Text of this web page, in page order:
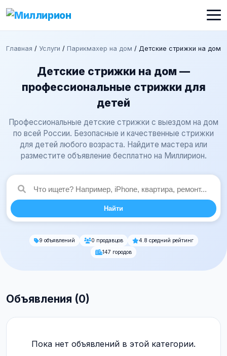
Главная / Услуги / Парикмахер на дом / Детские стрижки на дом
Детские стрижки на дом —
профессиональные стрижки для
детей
Профессиональные детские стрижки с выездом на дом
по всей России. Безопасные и качественные стрижки
для детей любого возраста. Найдите мастера или
разместите объявление бесплатно на Миллирион.
Найти
9 объявлений 0 продавцов
4.8 средний рейтинг
147 городов
Объявления (0)
Пока нет объявлений в этой категории.